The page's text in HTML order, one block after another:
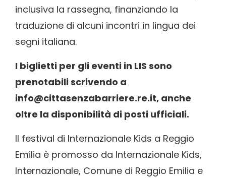
inclusiva la rassegna, finanziando la
traduzione di alcuni incontri in lingua dei
segni italiana.
I biglietti per gli eventi in LIS sono
prenotabili scrivendo a
info@cittasenzabarriere.re.it, anche
oltre la disponibilità di posti ufficiali.
Il festival di Internazionale Kids a Reggio
Emilia è promosso da Internazionale Kids,
Internazionale, Comune di Reggio Emilia e